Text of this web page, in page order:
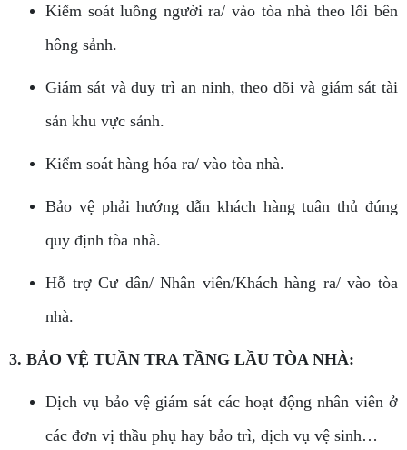
Kiếm soát luồng người ra/ vào tòa nhà theo lối bên
hông sảnh.
Giám sát và duy trì an ninh, theo dõi và giám sát tài
sản khu vực sảnh.
Kiểm soát hàng hóa ra/ vào tòa nhà.
Bảo vệ phải hướng dẫn khách hàng tuân thủ đúng
quy định tòa nhà.
Hỗ trợ Cư dân/ Nhân viên/Khách hàng ra/ vào tòa
nhà.
3. BẢO VỆ TUẦN TRA TẦNG LẦU TÒA NHÀ:
Dịch vụ bảo vệ giám sát các hoạt động nhân viên ở
các đơn vị thầu phụ hay bảo trì, dịch vụ vệ sinh…